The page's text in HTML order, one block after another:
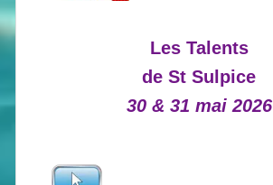
Les Talents
de St Sulpice
30 & 31 mai 2026